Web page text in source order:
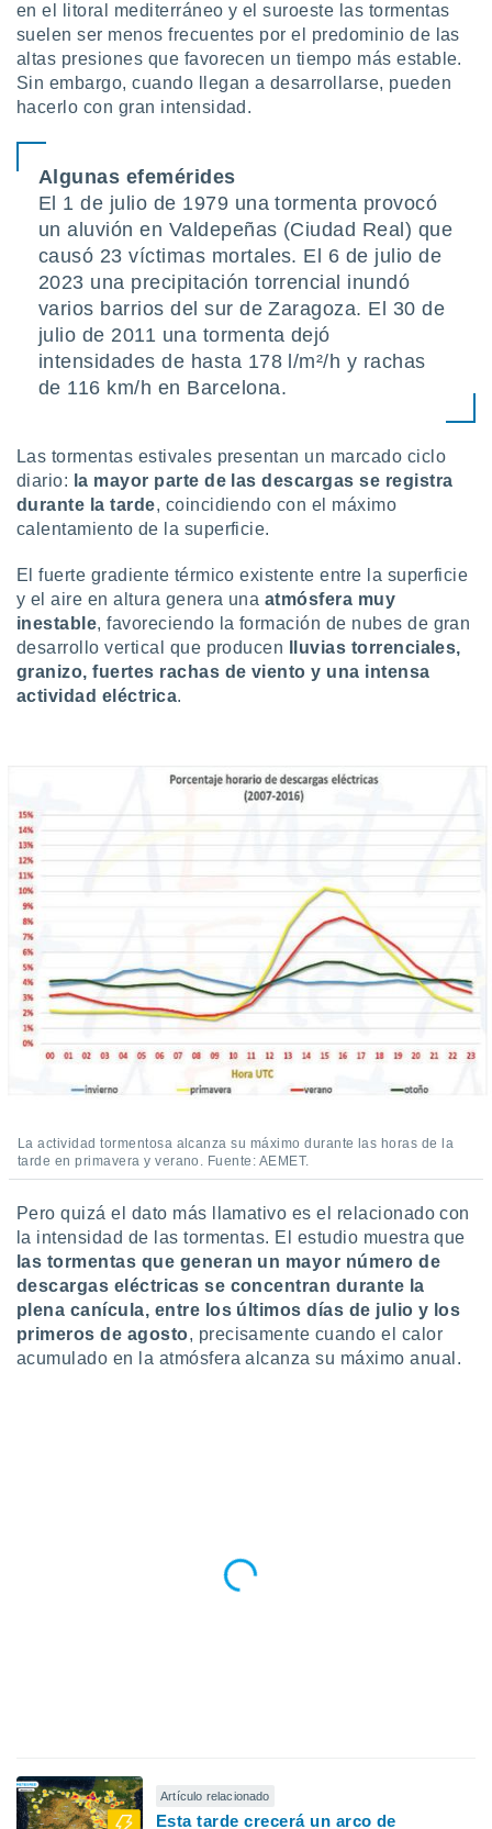
e
mediante
publicidad
publicidad
en el litoral mediterráneo y el suroeste las tormentas
suelen ser menos frecuentes por el predominio de las
altas presiones que favorecen un tiempo más estable.
Sin embargo, cuando llegan a desarrollarse, pueden
hacerlo con gran intensidad.
Algunas efemérides
El 1 de julio de 1979 una tormenta provocó
un aluvión en Valdepeñas (Ciudad Real) que
causó 23 víctimas mortales. El 6 de julio de
2023 una precipitación torrencial inundó
varios barrios del sur de Zaragoza. El 30 de
julio de 2011 una tormenta dejó
intensidades de hasta 178 l/m²/h y rachas
de 116 km/h en Barcelona.
Las tormentas estivales presentan un marcado ciclo
diario: la mayor parte de las descargas se registra
durante la tarde, coincidiendo con el máximo
calentamiento de la superficie.
El fuerte gradiente térmico existente entre la superficie
y el aire en altura genera una atmósfera muy
inestable, favoreciendo la formación de nubes de gran
desarrollo vertical que producen
lluvias torrenciales,
granizo, fuertes rachas de viento y una intensa
actividad eléctrica.
La actividad tormentosa alcanza su máximo durante las horas de la
tarde en primavera y verano. Fuente: AEMET.
Pero quizá el dato más llamativo es el relacionado con
la intensidad de las tormentas. El estudio muestra que
las tormentas que generan un mayor número de
descargas eléctricas se concentran durante la
plena canícula, entre los últimos días de julio y los
primeros de agosto, precisamente cuando el calor
acumulado en la atmósfera alcanza su máximo anual.
Artículo relacionado
Esta tarde crecerá un arco de